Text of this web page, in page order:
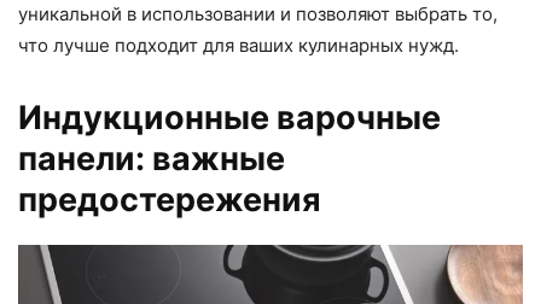
уникальной в использовании и позволяют выбрать то,
что лучше подходит для ваших кулинарных нужд.
Индукционные варочные
панели: важные
предостережения